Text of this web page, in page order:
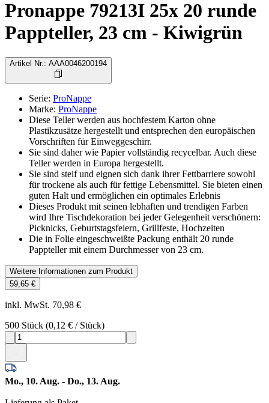
Pronappe 79213I 25x 20 runde
Pappteller, 23 cm - Kiwigrün
Artikel Nr. : AAA0046200194
Serie: ProNappe
Marke: ProNappe
Diese Teller werden aus hochfestem Karton ohne
Plastikzusätze hergestellt und entsprechen den europäischen
Vorschriften für Einweggeschirr.
Sie sind daher wie Papier vollständig recycelbar. Auch diese
Teller werden in Europa hergestellt.
Sie sind steif und eignen sich dank ihrer Fettbarriere sowohl
für trockene als auch für fettige Lebensmittel. Sie bieten einen
guten Halt und ermöglichen ein optimales Erlebnis
Dieses Produkt mit seinen lebhaften und trendigen Farben
wird Ihre Tischdekoration bei jeder Gelegenheit verschönern:
Picknicks, Geburtstagsfeiern, Grillfeste, Hochzeiten
Die in Folie eingeschweißte Packung enthält 20 runde
Pappteller mit einem Durchmesser von 23 cm.
Weitere Informationen zum Produkt
59,65 €
inkl. MwSt. 70,98 €
500 Stück (0,12 € / Stück)
Mo., 10. Aug. - Do., 13. Aug.